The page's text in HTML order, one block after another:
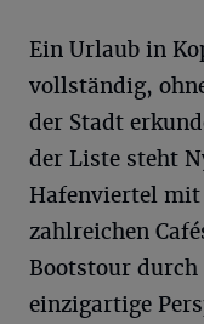
Ein Urlaub in
vollständig,
der Stadt
der Liste steht
Hafenviertel mit
zahlreichen
Bootstour durch
einzigartige